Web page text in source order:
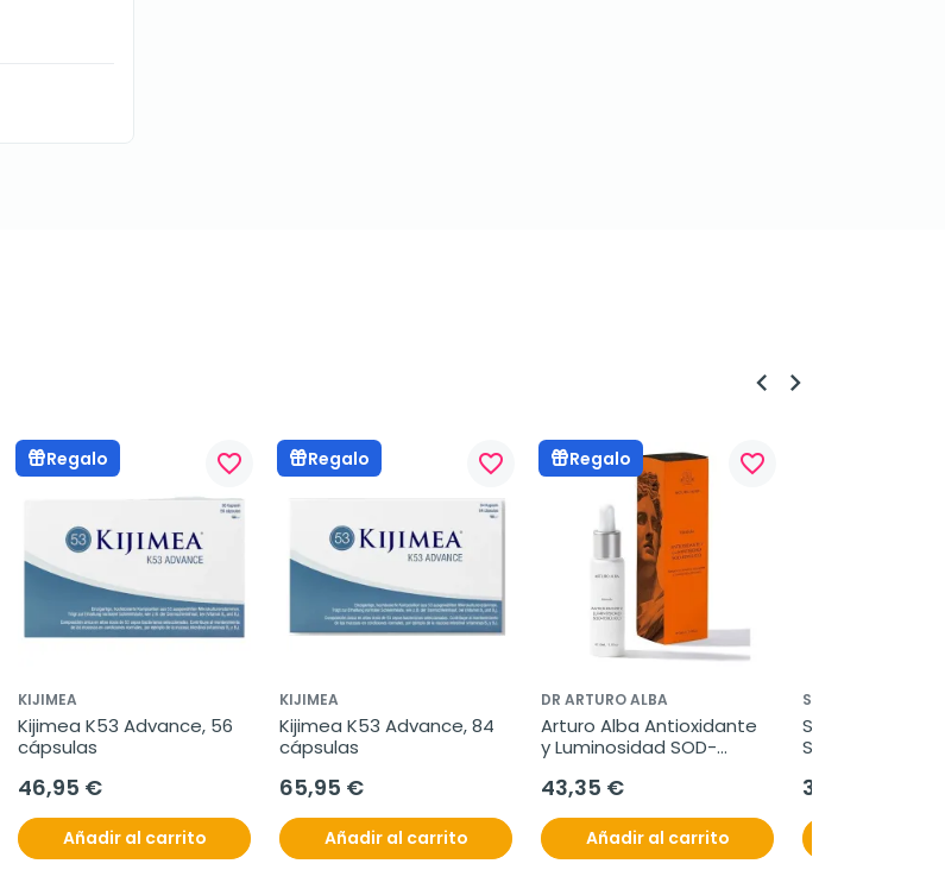
Regalo favorite_border
KIJIMEA
Kijimea K53 Advance, 56
cápsulas
46,95 €
Añadir al carrito
Regalo favorite_border
KIJIMEA
Kijimea K53 Advance, 84
cápsulas
65,95 €
Añadir al carrito
Regalo favorite_border
DR ARTURO ALBA
Arturo Alba Antioxidante
y Luminosidad SOD-
43,35 €
Añadir al carrito
SESDERMA
Sesderma
Serum 30 ml
31,90 €
keyboard_arrow_left keyboard_arrow_right